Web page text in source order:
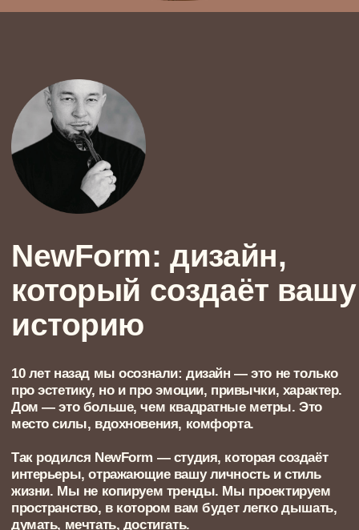
историю
10 лет назад мы осознали: дизайн — это не только
про эстетику, но и про эмоции, привычки, характер.
Дом — это больше, чем квадратные метры. Это
место силы, вдохновения, комфорта.
Так родился NewForm —
студия, которая создаёт
интерьеры, отражающие вашу личность и стиль
жизни.
Мы не копируем тренды. Мы проектируем
пространство, в котором вам будет легко дышать,
думать, мечтать, достигать.
Дмитрий Суконцев, основатель NewForm
больше, чем просто
красивое и эргономичное
пространство